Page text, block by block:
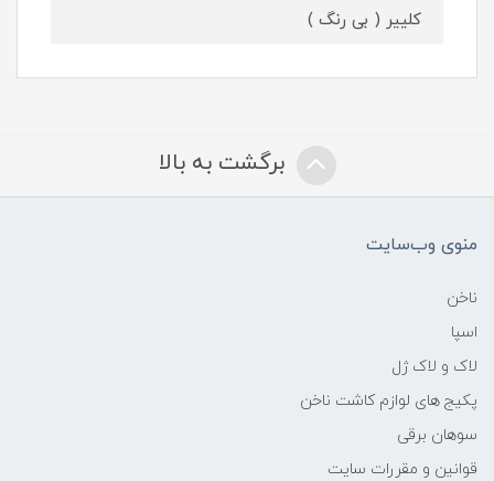
کلییر ( بی رنگ )
برگشت به بالا
منوی وب‌سایت
ناخن
اسپا
لاک و لاک ژل
پکیج های لوازم کاشت ناخن
سوهان برقی
قوانین و مقررات سایت